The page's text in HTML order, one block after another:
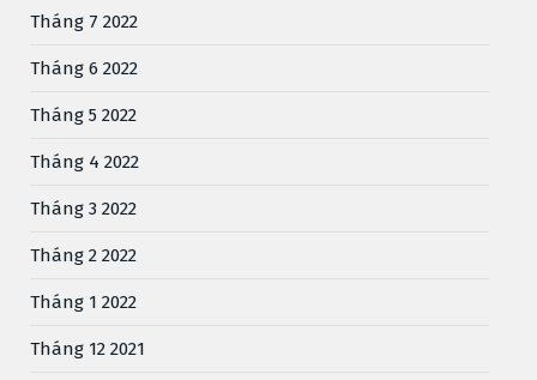
Tháng 7 2022
Tháng 6 2022
Tháng 5 2022
Tháng 4 2022
Tháng 3 2022
Tháng 2 2022
Tháng 1 2022
Tháng 12 2021